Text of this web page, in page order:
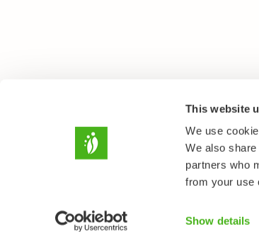
This website
We use
We also
partners who
from your use
Show details